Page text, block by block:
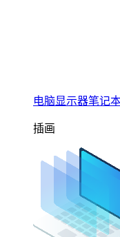
电脑显示器笔记
插画